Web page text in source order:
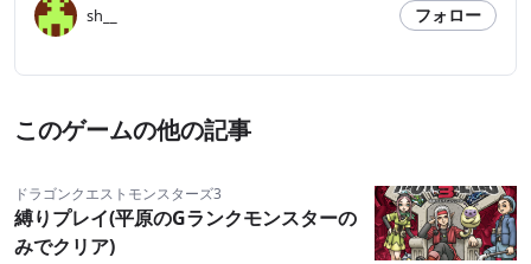
sh__ フォロー
このゲームの他の記事
ドラゴンクエストモンスターズ3
縛りプレイ(平原のGランクモンスターの
みでクリア)